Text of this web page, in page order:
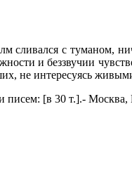
сливался с туманом,
и беззвучии
не интересуясь
[в 30 т.].- Москва,